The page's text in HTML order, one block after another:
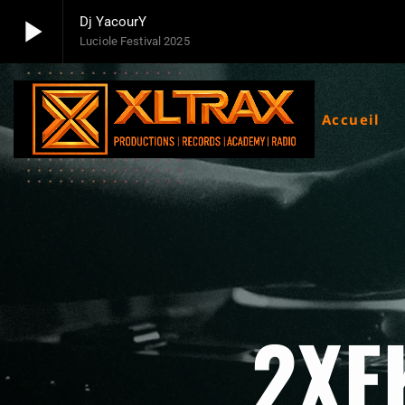
play_arrow Dj YacourY
Luciole Festival 2025
play_arrow Xltrax Radio
Xltrax Radio Station
Accueil